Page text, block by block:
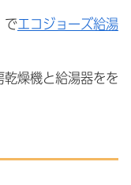
でエコジョーズ給湯
燥機と給湯器をを